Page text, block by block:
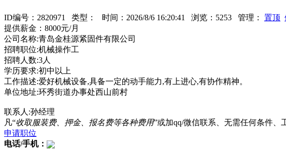
ID编号：2820971 类型： 时间：2026/8/6 16:20:41 浏览：5253 管理： 置顶
提供薪金：8000元/月
公司名称:青岛金桂源紧固件有限公司
招聘职位:机械操作工
招聘人数:3人
学历要求:初中以上
工作描述:爱好机械设备,具备一定的动手能力,有上进心,有协作精神。
单位地址:环秀街道办事处西山前村
联系人:孙经理
凡“收取服装费、押金、报名费等各种费用”或加qq/微信联系、无需任何条件、
申请职位
电话/手机：